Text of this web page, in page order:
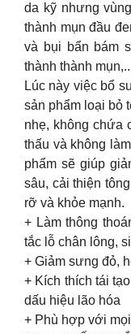
da kỹ nhưng
thành mụn đầu
và bụi bẩn bám
thành thành mụn,..
Lúc này việc bổ
sản phẩm loại bỏ
nhẹ, không chứa
thấu và không
phẩm sẽ giúp
sâu, cải thiện
rỡ và khỏe mạnh.
+ Làm thông
tắc lỗ chân lông,
+ Giảm sưng đỏ,
+ Kích thích tái
dấu hiệu lão hóa
+ Phù hợp với